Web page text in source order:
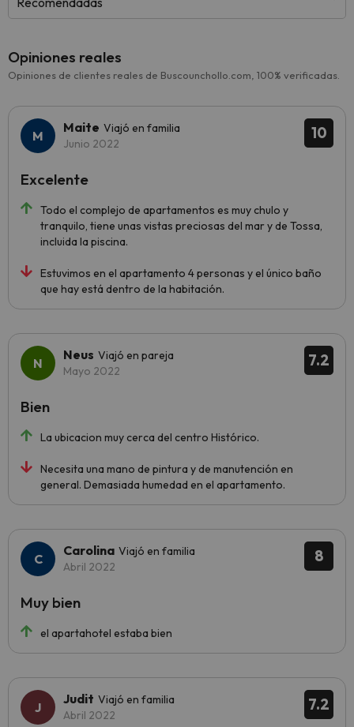
Opiniones reales
Opiniones de clientes reales de Buscounchollo.com, 100% verificadas.
10
Maite Viajó en familia
Junio 2022
Todo el complejo de apartamentos es muy chulo y
tranquilo, tiene unas vistas preciosas del mar y de Tossa,
incluida la piscina.
Estuvimos en el apartamento 4 personas y el único baño
que hay está dentro de la habitación.
Excelente
7.2
Neus Viajó en pareja
Mayo 2022
La ubicacion muy cerca del centro Histórico.
Necesita una mano de pintura y de manutención en
general. Demasiada humedad en el apartamento.
Bien
8
Carolina Viajó en familia
Abril 2022
el apartahotel estaba bien
Muy bien
7.2
Judit Viajó en familia
Abril 2022